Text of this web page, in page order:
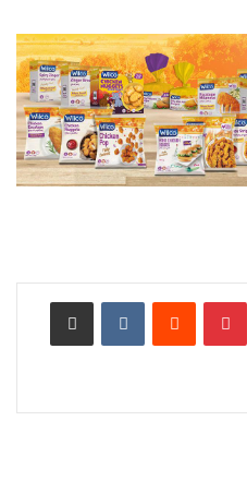
بينتيريست
مشاركة عبر البريد